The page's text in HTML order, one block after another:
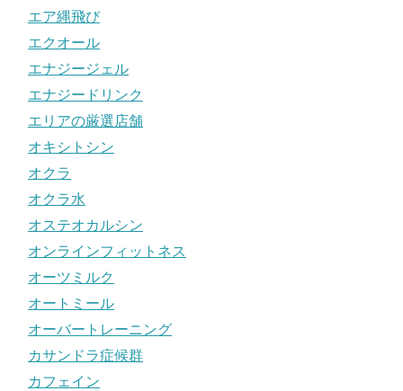
エア縄飛び
エクオール
エナジージェル
エナジードリンク
エリアの厳選店舗
オキシトシン
オクラ
オクラ水
オステオカルシン
オンラインフィットネス
オーツミルク
オートミール
オーバートレーニング
カサンドラ症候群
カフェイン